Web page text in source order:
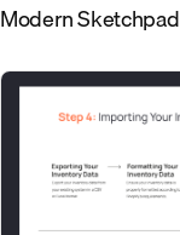
Modern Sketchpad